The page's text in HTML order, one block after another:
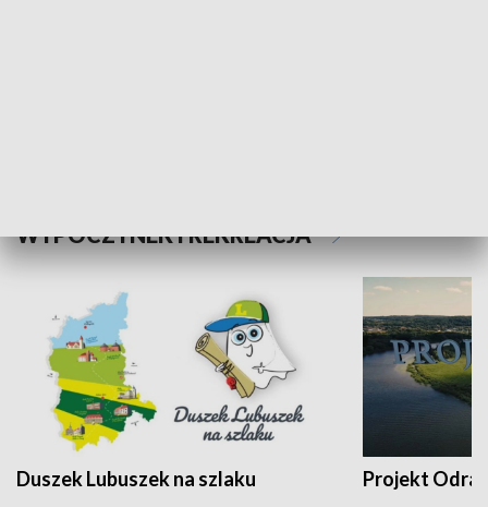
WYPOCZYNEK I REKREACJA
Duszek Lubuszek na szlaku Projekt Odra